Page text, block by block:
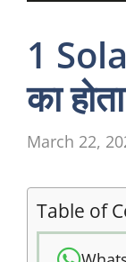
1
वाट
March 22,
Table of